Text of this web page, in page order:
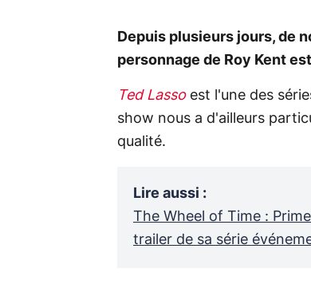
Depuis plusieurs jours, de
personnage de Roy Kent
Ted Lassoest l'une des
show nous a d'ailleurs
qualité.
Lire aussi :
The Wheel of Time :
trailer de sa série